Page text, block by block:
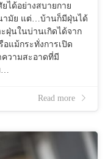
ได้อย่างสบายกาย
ามัย แต่…บ้านก็มีฝุ่นได้
ฝุ่นในบ่านเกิดได้จาก
แม้กระทั่งการเปิด
วามสะอาดที่มี
Read more